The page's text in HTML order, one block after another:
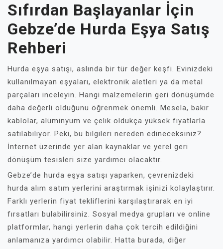
Sıfırdan Başlayanlar İçin
Gebze’de Hurda Eşya Satış
Rehberi
Hurda eşya satışı, aslında bir tür değer keşfi. Evinizdeki
kullanılmayan eşyaları, elektronik aletleri ya da metal
parçaları inceleyin. Hangi malzemelerin geri dönüşümde
daha değerli olduğunu öğrenmek önemli. Mesela, bakır
kablolar, alüminyum ve çelik oldukça yüksek fiyatlarla
satılabiliyor. Peki, bu bilgileri nereden edineceksiniz?
İnternet üzerinde yer alan kaynaklar ve yerel geri
dönüşüm tesisleri size yardımcı olacaktır.
Gebze’de hurda eşya satışı yaparken, çevrenizdeki
hurda alım satım yerlerini araştırmak işinizi kolaylaştırır.
Farklı yerlerin fiyat tekliflerini karşılaştırarak en iyi
fırsatları bulabilirsiniz. Sosyal medya grupları ve online
platformlar, hangi yerlerin daha çok tercih edildiğini
anlamanıza yardımcı olabilir. Hatta burada, diğer